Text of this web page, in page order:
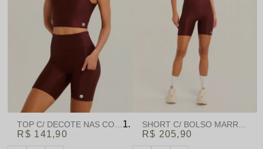
TOP C/ DECOTE NAS COSTAS MARROM | SUMMER HEAT
R$ 141,90
SHORT C/ BOLSO MARROM |
R$ 205,90